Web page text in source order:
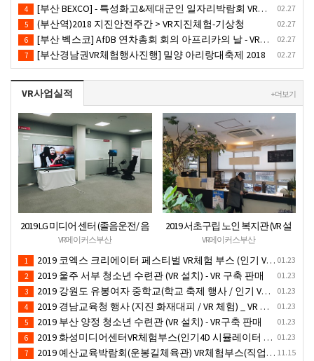
02.27
4 [부산 BEXCO] - 특성화고&제대군인 일자리박람회 VR체험부스운영(18.10.17)-VR행사
02.27
5 (부산역)2018 지진안전주간 > VR지진체험-기상청
02.27
6 [부산 벡스코] AfDB 연차총회 회의 아프리카의 날 - VR부스설치
02.27
7 [부산경남권VR체험행사진행] 밀양 아리랑대축제 2018
VR사업실적 + 더보기
2019 LG 미디어 센터 (졸음운전/ 음
주운전 체험 행사) VR 체험 - VR 렌탈
대여 행사
VR메이커스부산
2019 서초구립 노인 복지관 (VR 설
치) - VR 구축 판매
VR메이커스부산
01.23
1 2019 코엑스 크리에이터 페스티벌 VR체험 부스 (인기 VR 체험) - VR렌탈대여 행사
01.23
2 2019 울주 서부 청소년 수련관 (VR 설치) - VR 구축 판매
01.23
3 2019 강원도 유봉여자 중학교(학교 축제 행사 / 인기 VR 컨텐츠 ) - VR렌탈대여 행사
01.23
4 2019 경남교육청 행사 (지진 화재대피 / VR 체험) _ VR 렌탈대여행사
01.23
5 2019 부산 양정 청소년 수련관 (VR 설치) - VR구축 판매
01.23
6 2019 화성미디어센터VR체험부스(인기4D 시뮬레이터 체험)-VR렌탈대여 행사
11.15
7 2019 예산교육박람회(운봉길체육관) VR체험부스(직업진로체험 / 인기VR체험)-VR렌탈대여행사